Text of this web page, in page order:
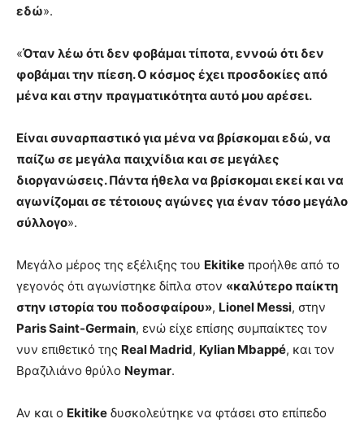
εδώ».
«Όταν λέω ότι δεν φοβάμαι τίποτα, εννοώ ότι δεν
φοβάμαι την πίεση. Ο κόσμος έχει προσδοκίες από
μένα και στην πραγματικότητα αυτό μου αρέσει.
Είναι συναρπαστικό για μένα να βρίσκομαι εδώ, να
παίζω σε μεγάλα παιχνίδια και σε μεγάλες
διοργανώσεις. Πάντα ήθελα να βρίσκομαι εκεί και να
αγωνίζομαι σε τέτοιους αγώνες για έναν τόσο μεγάλο
σύλλογο».
Μεγάλο μέρος της εξέλιξης του Ekitike προήλθε από το
γεγονός ότι αγωνίστηκε δίπλα στον «καλύτερο παίκτη
στην ιστορία του ποδοσφαίρου», Lionel Messi, στην
Paris Saint-Germain, ενώ είχε επίσης συμπαίκτες τον
νυν επιθετικό της Real Madrid, Kylian Mbappé, και τον
Βραζιλιάνο θρύλο Neymar.
Αν και ο Ekitike δυσκολεύτηκε να φτάσει στο επίπεδο